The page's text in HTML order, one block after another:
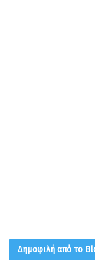
Δημοφιλή από το